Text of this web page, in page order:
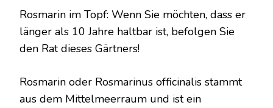
TOPF:
WENN
SIE
LÄNGER
10
Rosmarin im Topf: Wenn Sie möchten, dass er
länger als 10 Jahre haltbar ist, befolgen Sie
den Rat dieses Gärtners!
Rosmarin oder Rosmarinus officinalis stammt
aus dem Mittelmeerraum und ist ein